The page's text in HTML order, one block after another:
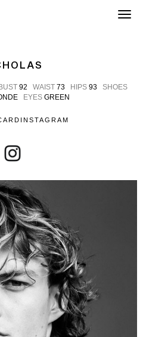
BUST92 WAIST73 HIPS93
SHOES
EYES GREEN
INSTAGRAM